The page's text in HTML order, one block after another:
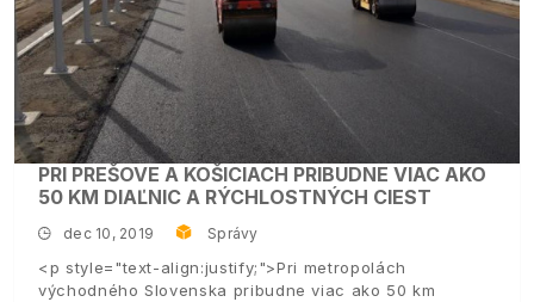
PRI PREŠOVE A KOŠICIACH PRIBUDNE VIAC AKO
50 KM DIAĽNIC A RÝCHLOSTNÝCH CIEST
dec 10, 2019 Správy
<p style="text-align:justify;">Pri metropolách
východného Slovenska pribudne viac ako 50 km